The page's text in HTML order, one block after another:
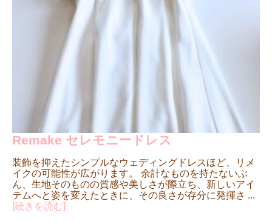
Remake セレモニードレス
装飾を抑えたシンプルなウェディングドレスほど、リメ
イクの可能性が広がります。 余計なものを持たないぶ
ん、生地そのものの質感や美しさが際立ち、新しいアイ
テムへと姿を変えたときに、その良さが存分に発揮さ ...
[続きを読む]